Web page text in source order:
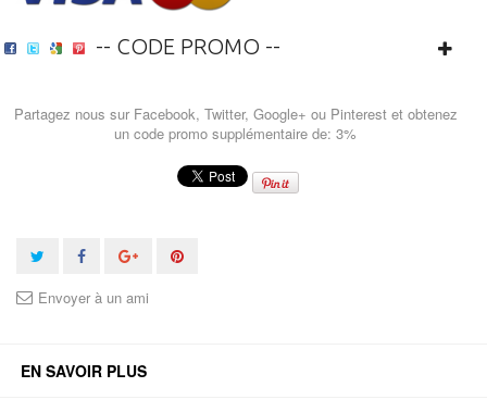
-- CODE PROMO --
Partagez nous sur Facebook, Twitter, Google+ ou Pinterest et obtenez
un code promo supplémentaire de: 3%
Envoyer à un ami
EN SAVOIR PLUS